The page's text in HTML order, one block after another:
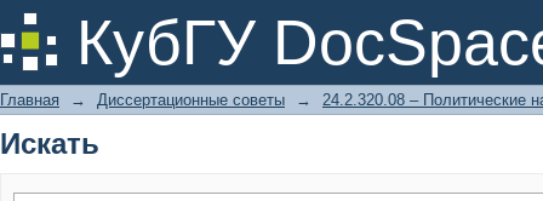
КубГУ
Искать
Главная → Диссертационные советы → 24.2.320.08 – Политические
Искать